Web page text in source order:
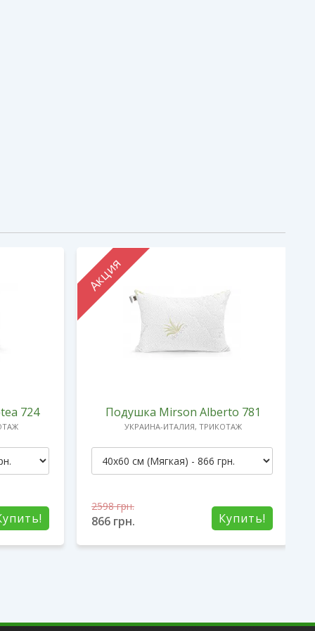
724
Акция
Подушка Mirson Alberto 781
УКРАИНА-ИТАЛИЯ, ТРИКОТАЖ
Купить!
2598грн.
866 грн.